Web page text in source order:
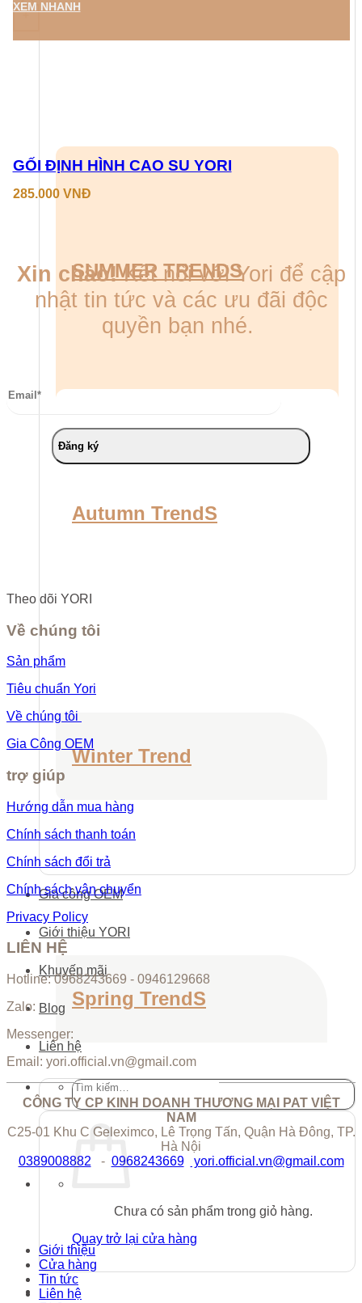
SUMMER TRENDS
Autumn TrendS
Winter Trend
Spring TrendS
Gia công OEM
Giới thiệu YORI
Khuyến mãi
Blog
Liên hệ
Tìm
kiếm:
Chưa có sản phẩm trong giỏ hàng.
Quay trở lại cửa hàng
+
XEM NHANH
GỐI ĐỊNH HÌNH CAO SU YORI
285.000 VNĐ
Xin chào!Kết nối với Yori để cập
nhật tin tức và các ưu đãi độc
quyền bạn nhé.
Theo dõi YORI
Về chúng tôi
Sản phẩm
Tiêu chuẩn Yori
Về chúng tôi
Gia Công OEM
trợ giúp
Hướng dẫn mua hàng
Chính sách thanh toán
Chính sách đổi trả
Chính sách vận chuyển
Privacy Policy
LIÊN HỆ
Hotline: 0968243669 - 0946129668
Zalo:
Messenger:
Email: yori.official.vn@gmail.com
CÔNG TY CP KINH DOANH THƯƠNG MẠI PAT VIỆT
NAM
C25-01 Khu C Geleximco, Lê Trọng Tấn, Quận Hà Đông, TP.
Hà Nội
0389008882 - 0968243669 yori.official.vn@gmail.com
Giới thiệu
Cửa hàng
Tin tức
Liên hệ